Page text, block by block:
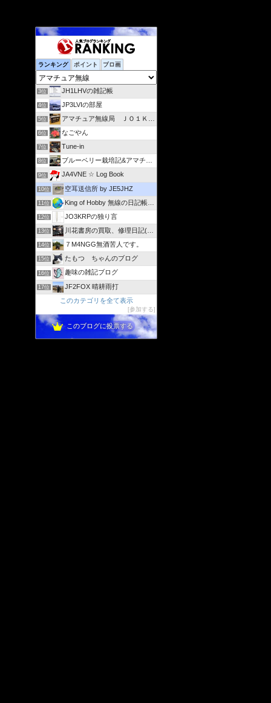
ランキング ポイント ブロ画
3位 JH1LHVの雑記帳
4位 JP3LVIの部屋
5位 アマチュア無線局 ＪＯ１ＫＶＳ
6位 なごやん
7位 Tune-in
8位 ブルーベリー栽培記&アマチュア無線(JA4IZL)活動記録
9位 JA4VNE ☆ Log Book
10位 空耳送信所 by JE5JHZ
11位 King of Hobby 無線の日記帳 from 広島
12位 JO3KRPの独り言
13位 川花書房の買取、修理日記(JA2FJG)
14位 ７M4NGG無酒苦人です。
15位 たもつ ちゃんのブログ
16位 趣味の雑記ブログ
17位
JF2FOX 晴耕雨打
このカテゴリを全て表示
参加する
このブログに投票する